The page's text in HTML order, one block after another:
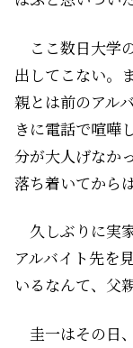
ここ数日大学
出してこない。
親とは前のアル
きに電話で喧嘩
分が大人げなか
落ち着いてから
久しぶりに実
アルバイト先を
いるなんて、父
圭一はその日